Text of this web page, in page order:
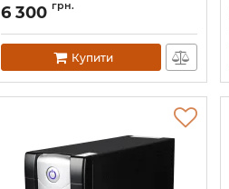
Артикул: 00210197
6 300 грн.
Купити